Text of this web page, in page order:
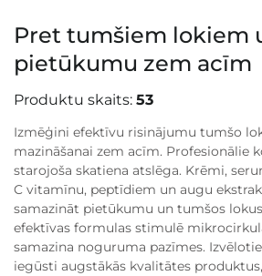
Pret tumšiem lokiem
pietūkumu zem acīm
Produktu skaits: 53
Izmēģini efektīvu risinājumu tumšo
mazināšanai zem acīm. Profesionālie
starojoša skatiena atslēga. Krēmi,
C vitamīnu, peptīdiem un augu
samazināt pietūkumu un tumšos
efektīvas formulas stimulē
samazina noguruma pazīmes.
iegūsti augstākās kvalitātes